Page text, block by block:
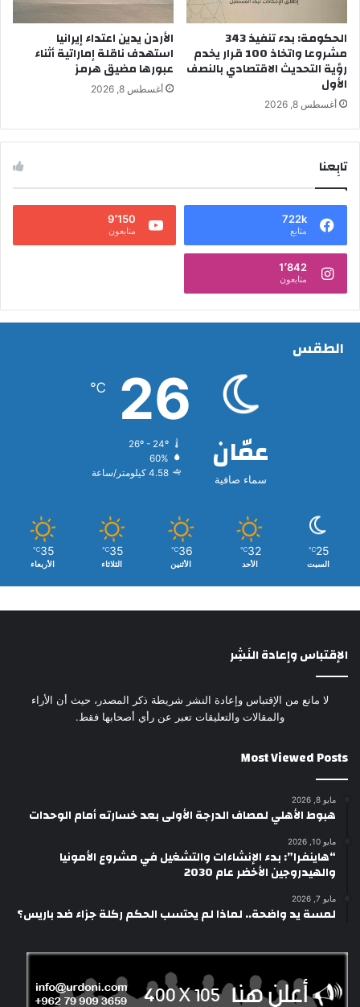
الحكومة: بدء تنفيذ 343
مشروعا واتخاذ 100 قرار يخدم
رؤية التحديث الاقتصادي بالنصف
الأول
أغسطس 8, 2026
الأردن يدين اعتداء إيرانيا
استهدف ناقلة إماراتية أثناء
عبورها مضيق هرمز
أغسطس 8, 2026
تابِعنا
722k
متابع
9٬150
متابعون
1٬842
متابعون
الطقس
عمّان
سماء صافية
26
℃
26º - 24º
60%
4.58 كيلومتر/ساعة
25
℃
السبت
32
℃
الأحد
36
℃
الأثنين
35
℃
الثلاثاء
35
℃
الأربعاء
الإقتباس وإعادة النَشِر
لا مانع من الإقتباس وإعادة النشر شريطة ذكر المصدر، حيث أن الأراء
والمقالات والتعليقات تعبر عن رأي أصحابها فقط.
Most Viewed Posts
مايو 8, 2026
هبوط الأهلي لمصاف الدرجة الأولى بعد خسارته أمام الوحدات
مايو 10, 2026
“هاينفرا”: بدء الإنشاءات والتشغيل في مشروع الأمونيا
والهيدروجين الأخضر عام 2030
مايو 7, 2026
لمسة يد واضحة.. لماذا لم يحتسب الحكم ركلة جزاء ضد باريس؟